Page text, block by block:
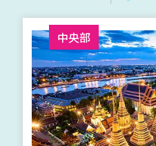
中央部